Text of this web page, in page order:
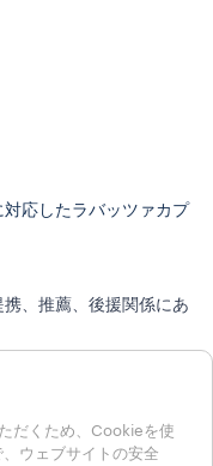
応したラバッツァカプ
、推薦、後援関係にあ
だくため、Cookieを使
ウェブサイトの安全